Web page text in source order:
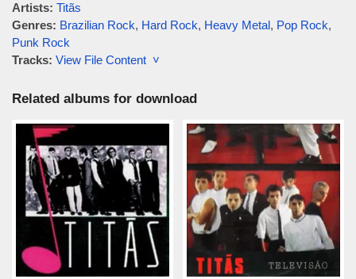
Artists: Titãs
Genres: Brazilian Rock, Hard Rock, Heavy Metal, Pop Rock,
Punk Rock
Tracks: View File Content ˅
Related albums for download